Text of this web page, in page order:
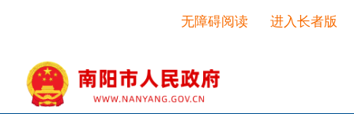
进入长者版
无障碍阅读